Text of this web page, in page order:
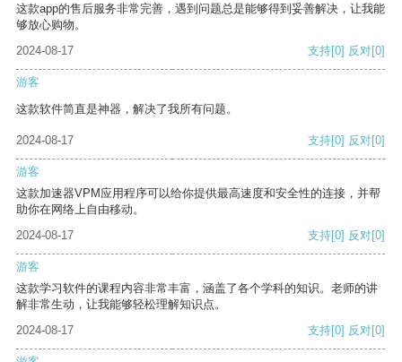
这款app的售后服务非常完善，遇到问题总是能够得到妥善解决，让我能
够放心购物。
2024-08-17
支持[0] 反对[0]
游客
这款软件简直是神器，解决了我所有问题。
2024-08-17 支持[0] 反对[0]
游客
这款加速器VPM应用程序可以给你提供最高速度和安全性的连接，并帮
助你在网络上自由移动。
2024-08-17
支持[0] 反对[0]
游客
这款学习软件的课程内容非常丰富，涵盖了各个学科的知识。老师的讲
解非常生动，让我能够轻松理解知识点。
2024-08-17
支持[0] 反对[0]